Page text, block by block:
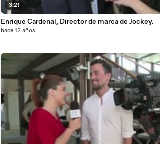
3:21
Enrique Cardenal, Director de marca de Jockey.
hace 12 años